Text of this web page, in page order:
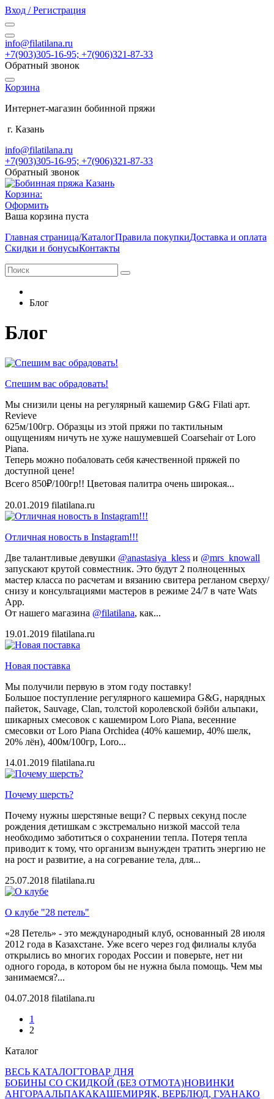
Вход / Регистрация
info@filatilana.ru
+7(903)305-16-95; +7(906)321-87-33
Обратный звонок
Корзина
Интернет-магазин бобинной пряжи
г. Казань
info@filatilana.ru
+7(903)305-16-95; +7(906)321-87-33
Обратный звонок
Корзина:
Оформить
Ваша корзина пуста
Главная страница/КаталогПравила покупкиДоставка и оплата
Скидки и бонусыКонтакты
Блог
Блог
Спешим вас обрадовать!
Мы снизили цены на регулярный кашемир G&G Filati арт.
Revieve
625м/100гр. Образцы из этой пряжи по тактильным
ощущениям ничуть не хуже нашумевшей Coarsehair от Loro
Piana.
Теперь можно побаловать себя качественной пряжей по
доступной цене!
Всего 850₽/100гр!! Цветовая палитра очень широкая...
20.01.2019 filatilana.ru
Отличная новость в Instagram!!!
Две талантливые девушки @anastasiya_kless и @mrs_knowall
запускают крутой совместник. Это будут 2 полноценных
мастер класса по расчетам и вязанию свитера регланом сверху/
снизу и консультациями мастеров в режиме 24/7 в чате Wats
App.
От нашего магазина @filatilana, как...
19.01.2019 filatilana.ru
Новая поставка
Мы получили первую в этом году поставку!
Большое поступление регулярного кашемира G&G, нарядных
пайеток, Sauvage, Clan, толстой королевской бэйби альпаки,
шикарных смесовок с кашемиром Loro Piana, весенние
смесовки от Loro Piana Orchidea (40% кашемир, 40% шелк,
20% лён), 400м/100гр, Loro...
14.01.2019 filatilana.ru
Почему шерсть?
Почему нужны шерстяные вещи? С первых секунд после
рождения детишкам с экстремально низкой массой тела
необходимо заботиться о сохранении тепла. Потеря тепла
приводит к тому, что организм вынужден тратить энергию не
на рост и развитие, а на согревание тела, для...
25.07.2018 filatilana.ru
О клубе "28 петель"
«28 Петель» - это международный клуб, основанный 28 июля
2012 года в Казахстане. Уже всего через год филиалы клуба
открылись во многих городах России и поверьте, нет ни
одного города, в котором бы не нужна была помощь. Чем мы
занимаемся?...
04.07.2018 filatilana.ru
1
2
Каталог
ВЕСЬ КАТАЛОГТОВАР ДНЯ
БОБИНЫ СО СКИДКОЙ (БЕЗ ОТМОТА)НОВИНКИ
АНГОРААЛЬПАКАКАШЕМИРЯК, ВЕРБЛЮД, ГУАНАКО